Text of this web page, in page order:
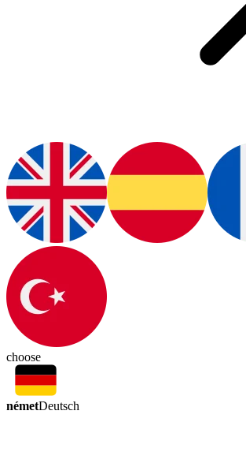
choose
németDeutsch